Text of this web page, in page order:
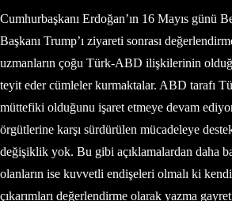
Cumhurbaşkanı Erdoğan’ın 16 Mayıs günü
Başkanı Trump’ı ziyareti sonrası
uzmanların çoğu Türk-ABD ilişkilerinin
teyit eder cümleler kurmaktalar. ABD tarafı
müttefiki olduğunu işaret etmeye devam
örgütlerine karşı sürdürülen mücadeleye
değişiklik yok. Bu gibi açıklamalardan daha
olanların ise kuvvetli endişeleri olmalı ki
çıkarımları değerlendirme olarak yazma